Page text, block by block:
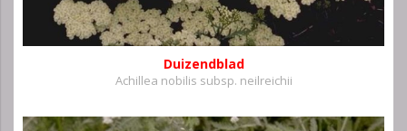
Duizendblad
Achillea nobilis subsp. neilreichii